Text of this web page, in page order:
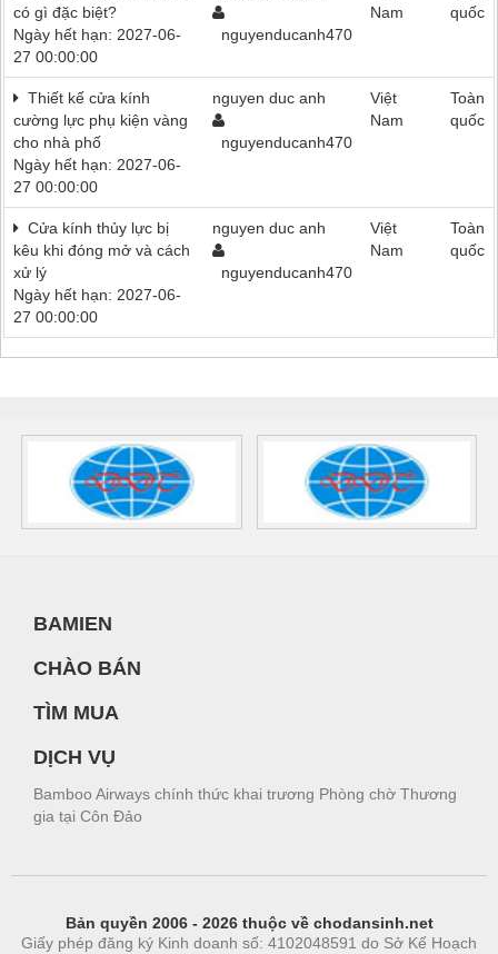
có gì đặc biệt?
Ngày hết hạn: 2027-06-
27 00:00:00
nguyenducanh470
Nam
quốc
Thiết kế cửa kính
cường lực phụ kiện vàng
cho nhà phố
Ngày hết hạn: 2027-06-
27 00:00:00
nguyen duc anh
nguyenducanh470
Việt
Nam
Toàn
quốc
Cửa kính thủy lực bị
kêu khi đóng mở và cách
xử lý
Ngày hết hạn: 2027-06-
27 00:00:00
nguyen duc anh
nguyenducanh470
Việt
Nam
Toàn
quốc
BAMIEN
CHÀO BÁN
TÌM MUA
DỊCH VỤ
Bamboo Airways chính thức khai trương Phòng chờ Thương
gia tại Côn Đảo
Bản quyền 2006 - 2026 thuộc về chodansinh.net
Giấy phép đăng ký Kinh doanh số: 4102048591 do Sở Kế Hoạch